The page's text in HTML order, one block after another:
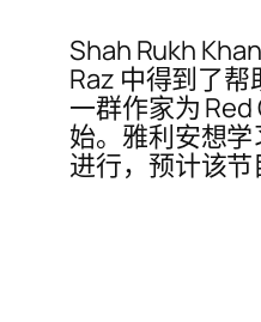
Shah Rukh
Raz 中得到了
一群作家为
始。雅利安想
进行，预计该节